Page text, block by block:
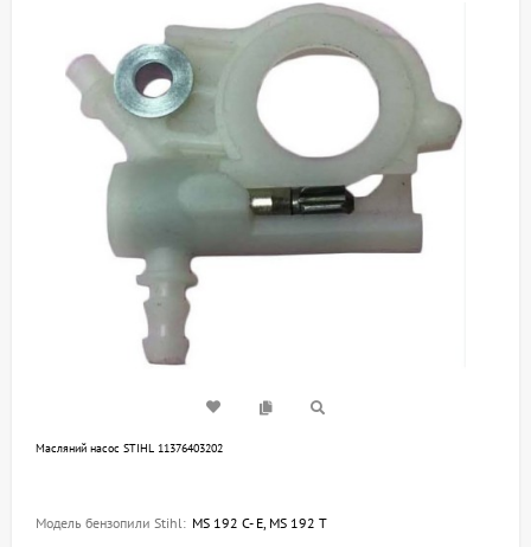
Масляний насос STIHL 11376403202
Модель бензопили Stihl: MS 192 C- E, MS 192 T